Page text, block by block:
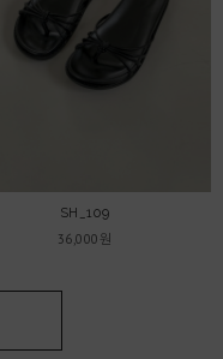
SH_109
36,000원